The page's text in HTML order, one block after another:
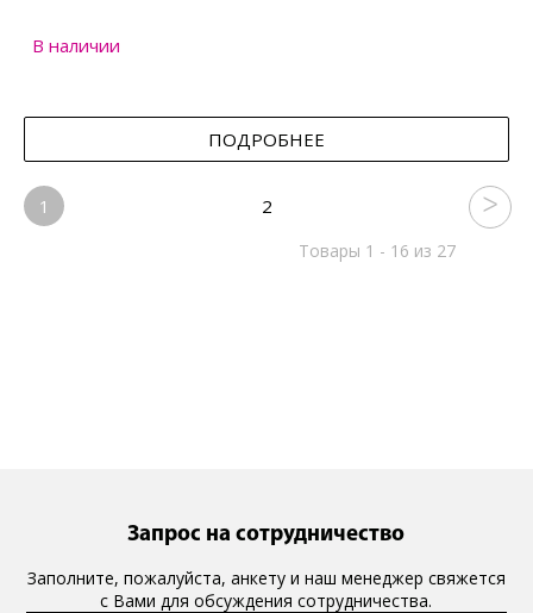
В наличии
ПОДРОБНЕЕ
1 2
Товары 1 - 16 из 27
Запрос на сотрудничество
Заполните, пожалуйста, анкету и наш менеджер свяжется
с Вами для обсуждения сотрудничества.